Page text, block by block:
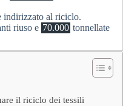
indirizzato al riciclo.
riuso e 70.000 tonnellate
il riciclo dei tessili